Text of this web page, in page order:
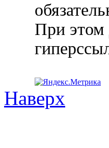
При этом
Наверх